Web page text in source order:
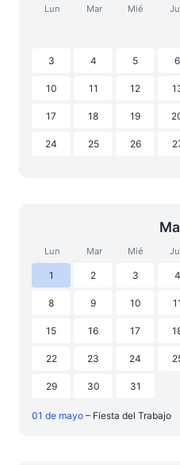
Lun Mar Mié
3 4 5 6
10 11 12
17 18 19
24 25 26
Lun Mar Mié
1 2 3 4
8 9 10 11
15 16 17
22 23 24
29 30 31
01 de mayo – Fiesta del Trabajo